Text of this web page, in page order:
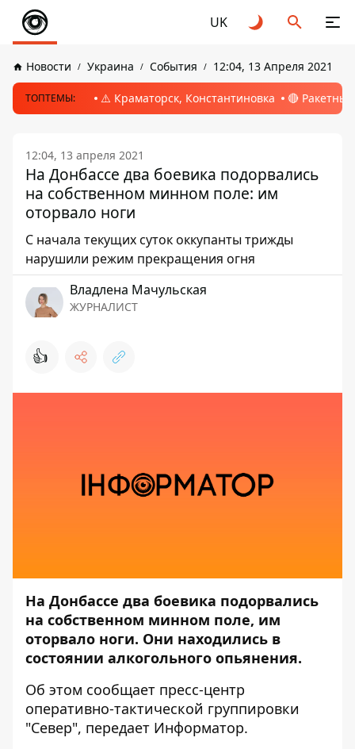
UK
Новости Украина События 12:04, 13 Апреля 2021
ТОПТЕМЫ: ⚠️ Краматорск, Константиновка 🔴
12:04, 13 апреля 2021
На Донбассе два боевика подорвались
на собственном минном поле: им
оторвало ноги
С начала текущих суток оккупанты трижды
нарушили режим прекращения огня
Владлена Мачульская
ЖУРНАЛИСТ
👍
На Донбассе два боевика подорвались
на собственном минном поле, им
оторвало ноги. Они находились в
состоянии алкогольного опьянения.
Об этом сообщает пресс-центр
оперативно-тактической группировки
"Север", передает Информатор.